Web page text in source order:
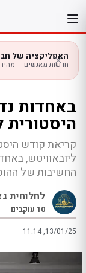
לתוכן
האפליקציה של
באחדות
קריאת קודש
ליובאוויטש,
החשיבות של
לחלוחית
10 עוקבים
11:14 ,13/01/25